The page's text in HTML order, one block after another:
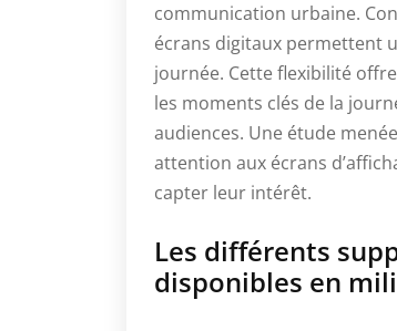
communication urbaine.
écrans digitaux permettent
journée. Cette flexibilité
les moments clés de la
audiences. Une étude
attention aux écrans
capter leur intérêt.
Les différents
disponibles en